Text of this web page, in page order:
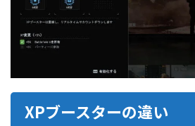
XPブースターの違い